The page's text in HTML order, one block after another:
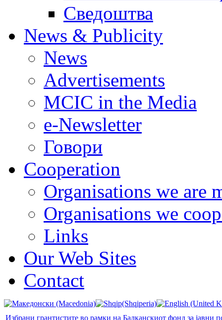
Сведоштва
News & Publicity
News
Advertisements
MCIC in the Media
e-Newsletter
Говори
Cooperation
Organisations we are
Organisations we
Links
Our Web Sites
Contact
Избрани грантистите во рамки на Балканскиот фонд за јавни